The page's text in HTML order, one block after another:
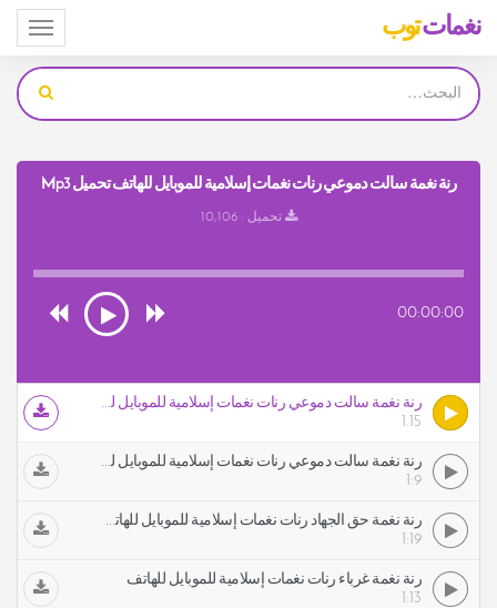
Toggle
نغماتتوب
رنة نغمة سالت دموعي رنات نغمات إسلامية للموبايل للهاتف تحميل Mp3
تحميل : 10,106
00:00:00
رنة نغمة سالت دموعي رنات نغمات إسلامية للموبايل للهاتف
1.15
رنة نغمة سالت دموعي رنات نغمات إسلامية للموبايل للهاتف
1:9
رنة نغمة حق الجهاد رنات نغمات إسلامية للموبايل للهاتف
1:19
رنة نغمة غرباء رنات نغمات إسلامية للموبايل للهاتف
1:13